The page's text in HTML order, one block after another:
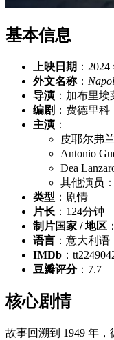
基本信息
上映日期 ：
外文名称：
导演 ：加布里
编剧 ：费德里
主演 ：
皮耶尔弗
Antonio
Dea
其他演员
类型 ：剧情
片长 ：124分钟
制片国家 / 地区
语言 ：意大利语
IMDb ：
豆瓣评分：7.7
核心剧情
故事回溯到 1949 年